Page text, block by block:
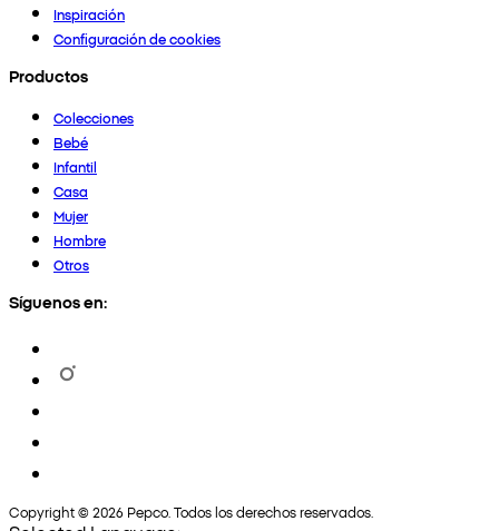
Inspiración
Configuración de cookies
Productos
Colecciones
Bebé
Infantil
Casa
Mujer
Hombre
Otros
Síguenos en:
Copyright © 2026 Pepco. Todos los derechos reservados.